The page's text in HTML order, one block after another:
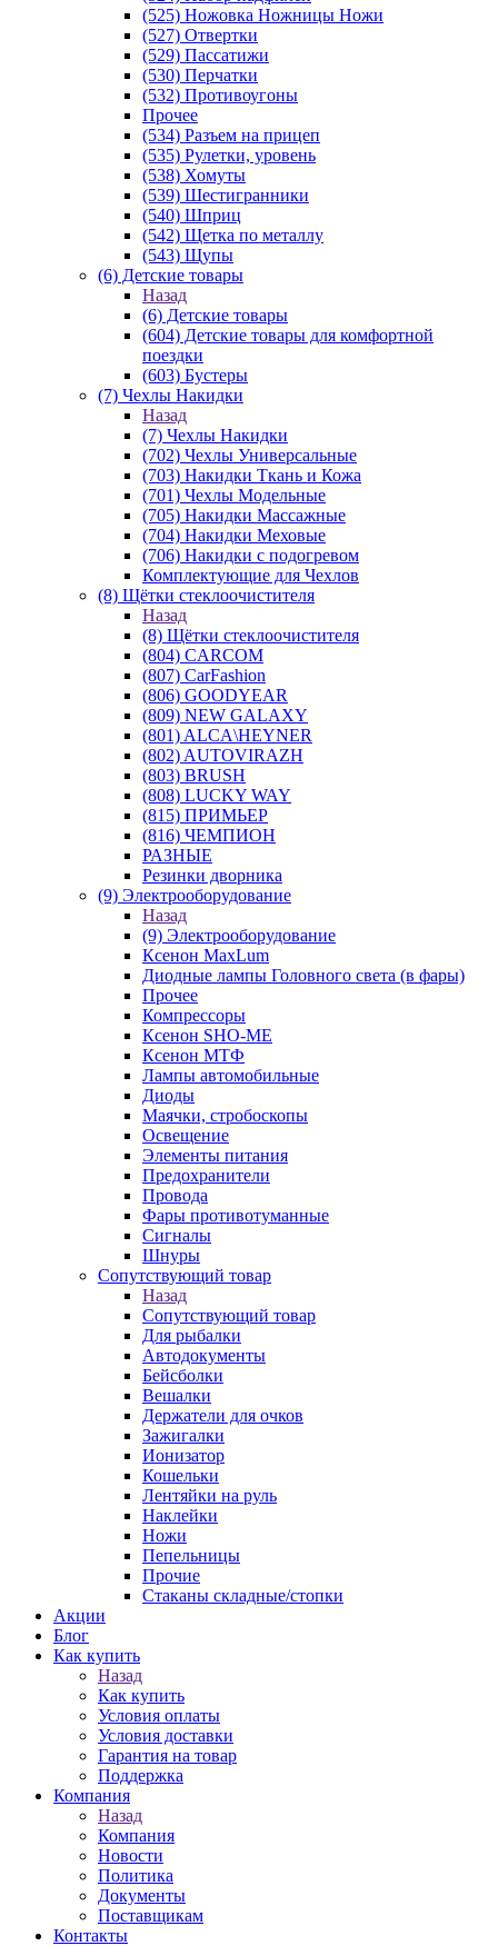
(525) Ножовка Ножницы Ножи
(527) Отвертки
(529) Пассатижи
(530) Перчатки
(532) Противоугоны
Прочее
(534) Разъем на прицеп
(535) Рулетки, уровень
(538) Хомуты
(539) Шестигранники
(540) Шприц
(542) Щетка по металлу
(543) Щупы
(6) Детские товары
Назад
(6) Детские товары
(604) Детские товары для комфортной
поездки
(603) Бустеры
(7) Чехлы Накидки
Назад
(7) Чехлы Накидки
(702) Чехлы Универсальные
(703) Накидки Ткань и Кожа
(701) Чехлы Модельные
(705) Накидки Массажные
(704) Накидки Меховые
(706) Накидки с подогревом
Комплектующие для Чехлов
(8) Щётки стеклоочистителя
Назад
(8) Щётки стеклоочистителя
(804) CARCOM
(807) CarFashion
(806) GOODYEAR
(809) NEW GALAXY
(801) ALCA\HEYNER
(802) AUTOVIRAZH
(803) BRUSH
(808) LUCKY WAY
(815) ПРИМЬЕР
(816) ЧЕМПИОН
РАЗНЫЕ
Резинки дворника
(9) Электрооборудование
Назад
(9) Электрооборудование
Ксенон MaxLum
Диодные лампы Головного света (в фары)
Прочее
Компрессоры
Ксенон SHO-ME
Ксенон МТФ
Лампы автомобильные
Диоды
Маячки, стробоскопы
Освещение
Элементы питания
Предохранители
Провода
Фары противотуманные
Сигналы
Шнуры
Сопутствующий товар
Назад
Сопутствующий товар
Для рыбалки
Автодокументы
Бейсболки
Вешалки
Держатели для очков
Зажигалки
Ионизатор
Кошельки
Лентяйки на руль
Наклейки
Ножи
Пепельницы
Прочие
Стаканы складные/стопки
Акции
Блог
Как купить
Назад
Как купить
Условия оплаты
Условия доставки
Гарантия на товар
Поддержка
Компания
Назад
Компания
Новости
Политика
Документы
Поставщикам
Контакты